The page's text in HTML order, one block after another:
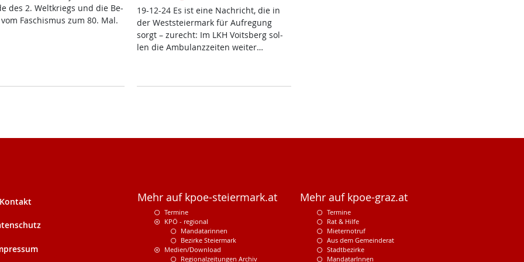
des 2. Welt­kriegs und die Be­
Fa­schis­mus zum 80. Mal.
19-12-24 Es ist ei­ne Nach­richt, die in
der West­s­tei­er­mark für Auf­re­gung
sorgt – zu­recht: Im LKH Voits­berg sol­
len die Am­bu­lanz­zei­ten wei­ter…
Kontakt Mehr auf kpoe-steiermark.at
Termine
KPÖ - regional
Mandatarinnen
Bezirke Steiermark
Medien/Download
Regionalzeitungen Archiv
Mehr auf kpoe-graz.at
Termine
Rat & Hilfe
Mieternotruf
Aus dem Gemeinderat
Stadtbezirke
MandatarInnen